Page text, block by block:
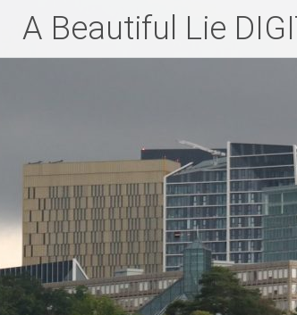
InhaltA Beautiful Lie